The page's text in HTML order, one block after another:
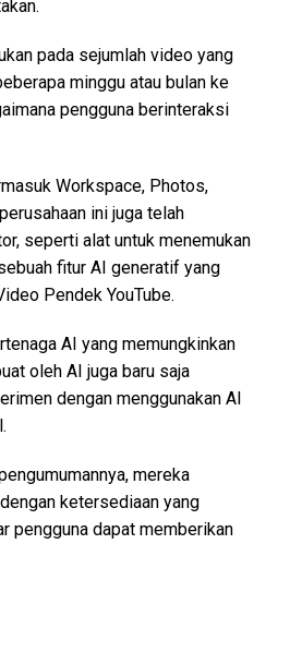
pada sejumlah video yang
minggu atau bulan ke
pengguna berinteraksi
Workspace, Photos,
ini juga telah
seperti alat untuk menemukan
fitur AI generatif yang
Pendek YouTube.
AI yang memungkinkan
oleh AI juga baru saja
dengan menggunakan AI
mereka
ketersediaan yang
pengguna dapat memberikan